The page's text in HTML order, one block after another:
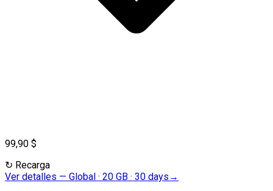
99,90 $
↻ Recarga
Ver detalles — Global · 20 GB · 30 days →